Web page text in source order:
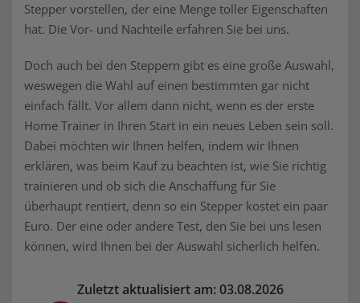
Stepper vorstellen, der eine Menge toller Eigenschaften
hat. Die Vor- und Nachteile erfahren Sie bei uns.
Doch auch bei den Steppern gibt es eine große Auswahl,
weswegen die Wahl auf einen bestimmten gar nicht
einfach fällt. Vor allem dann nicht, wenn es der erste
Home Trainer in Ihren Start in ein neues Leben sein soll.
Dabei möchten wir Ihnen helfen, indem wir Ihnen
erklären, was beim Kauf zu beachten ist, wie Sie richtig
trainieren und ob sich die Anschaffung für Sie
überhaupt rentiert, denn so ein Stepper kostet ein paar
Euro. Der eine oder andere Test, den Sie bei uns lesen
können, wird Ihnen bei der Auswahl sicherlich helfen.
Zuletzt aktualisiert am: 03.08.2026